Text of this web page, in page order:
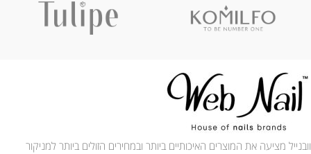
וובנייל מציעה את המוצרים האיכותיים ביותר ובמחירים הזולים ביותר למניקור